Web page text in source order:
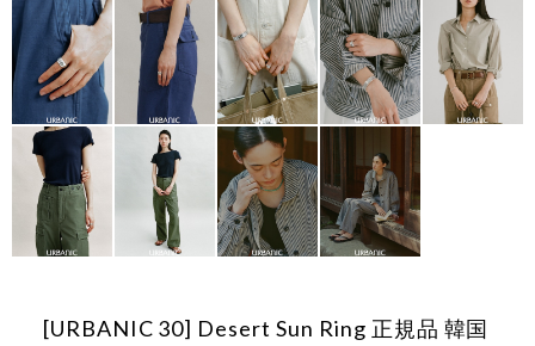
[URBANIC 30] Desert Sun Ring 正規品 韓国